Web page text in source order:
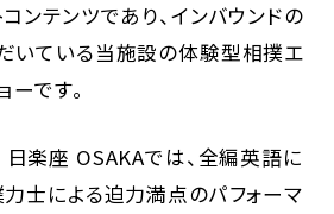
ンテンツであり、インバウンドの
いている当施設の体験型相撲エ
ーです。
楽座 OSAKAでは、全編英語に
士による迫力満点のパフォーマ